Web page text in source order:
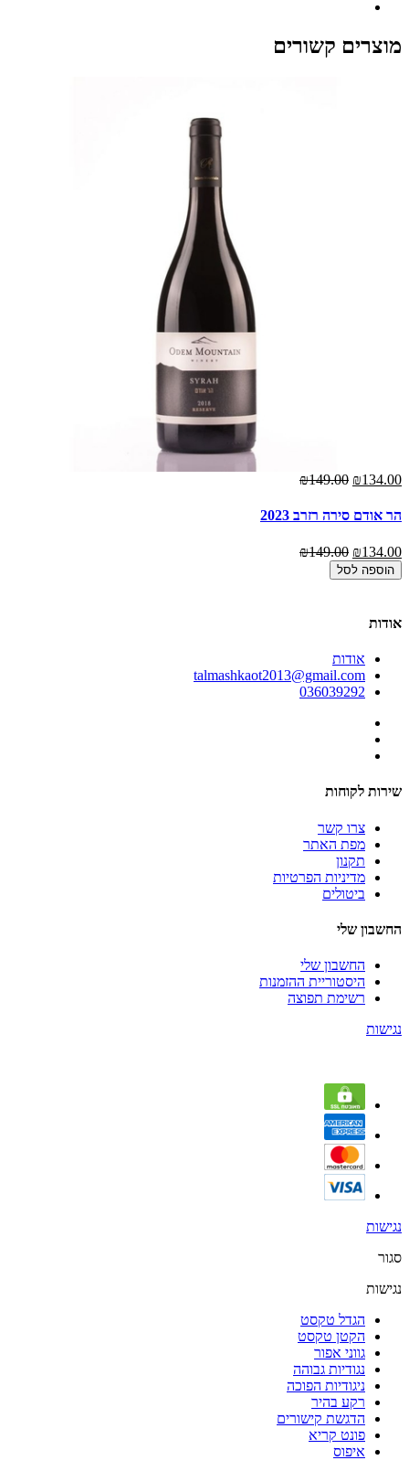
מוצרים קשורים
₪134.00
₪149.00
הר אודם סירה רזרב 2023
₪134.00
₪149.00
הוספה לסל
אודות
אודות
talmashkaot2013@gmail.com
036039292
שירות לקוחות
צרו קשר
מפת האתר
תקנון
מדיניות הפרטיות
ביטולים
החשבון שלי
החשבון שלי
היסטוריית ההזמנות
רשימת תפוצה
נגישות
נגישות
סגור
נגישות
הגדל טקסט
הקטן טקסט
גווני אפור
נגודיות גבוהה
ניגודיות הפוכה
רקע בהיר
הדגשת קישורים
פונט קריא
איפוס